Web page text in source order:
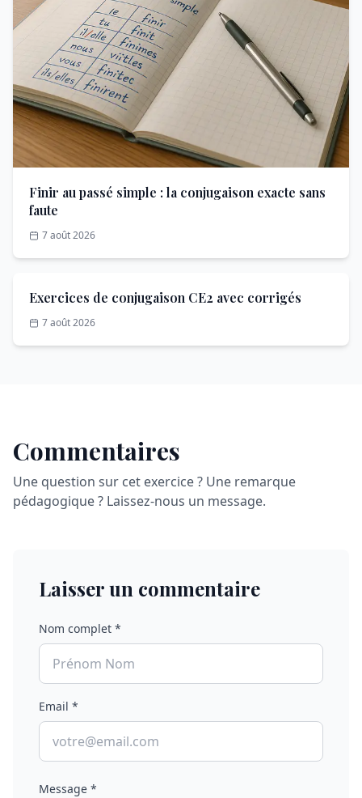
Finir au passé simple : la conjugaison exacte sans
faute
7 août 2026
Exercices de conjugaison CE2 avec corrigés
7 août 2026
Commentaires
Une question sur cet exercice ? Une remarque
pédagogique ? Laissez-nous un message.
Laisser un commentaire
Nom complet *
Email *
Message *